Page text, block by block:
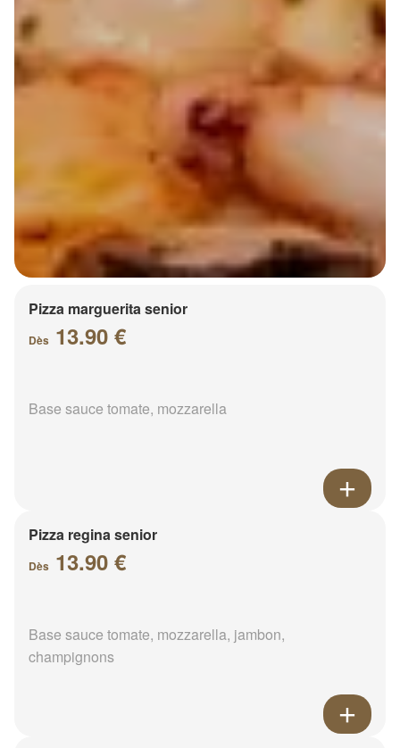
Pizza marguerita senior
Dès 13.90 €
Base sauce tomate, mozzarella
Pizza regina senior
Dès 13.90 €
Base sauce tomate, mozzarella, jambon,
champignons